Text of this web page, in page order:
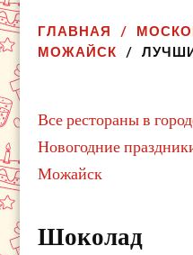
ГЛАВНАЯ
МОЖАЙСК
Все рестораны в
Новогодние
Можайск
Шоколад